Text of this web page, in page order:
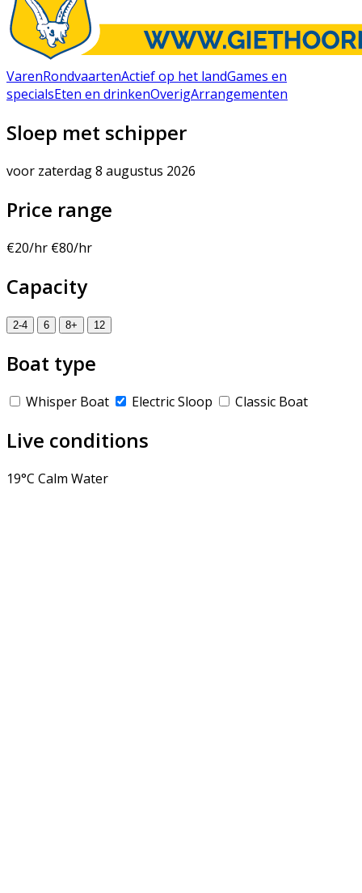
VarenRondvaartenActief op het landGames en
specialsEten en drinkenOverigArrangementen
Sloep met schipper
voor zaterdag 8 augustus 2026
Price range
€20/hr €80/hr
Capacity
2-4 6 8+ 12
Boat type
Whisper Boat Electric Sloop Classic Boat
Live conditions
19°C Calm Water